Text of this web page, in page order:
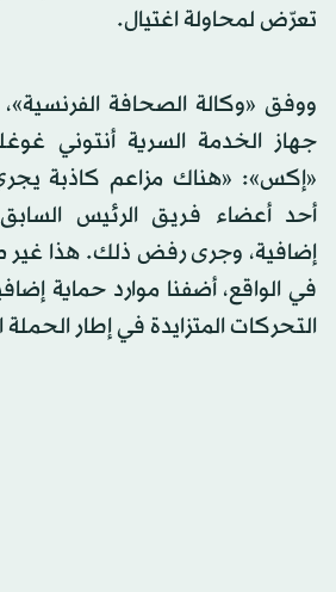
تعرّض لمحاولة اغتيال.
ووفق «وكالة الصحافة
جهاز الخدمة السرية أنتوني
«إكس»: «هناك مزاعم كاذبة يجري
أحد أعضاء فريق الرئيس
إضافية، وجرى رفض ذلك. هذا غير
في الواقع، أضفنا موارد حماية
التحركات المتزايدة في إطار الحملة